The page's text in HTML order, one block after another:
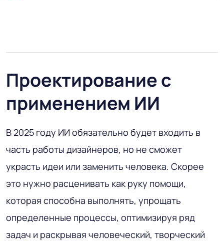
Проектирование с
применением ИИ
В 2025 году ИИ обязательно будет входить в
часть работы дизайнеров, но не сможет
украсть идеи или заменить человека. Скорее
это нужно расценивать как руку помощи,
которая способна выполнять, упрощать
определенные процессы, оптимизируя ряд
задач и раскрывая человеческий, творческий